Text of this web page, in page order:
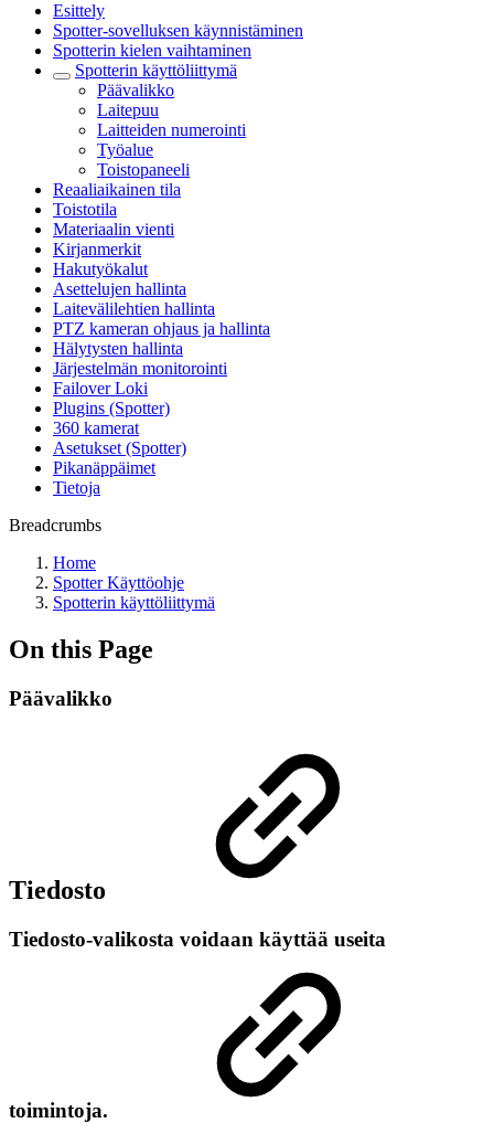
Esittely
Spotter-sovelluksen käynnistäminen
Spotterin kielen vaihtaminen
Spotterin käyttöliittymä
Päävalikko
Laitepuu
Laitteiden numerointi
Työalue
Toistopaneeli
Reaaliaikainen tila
Toistotila
Materiaalin vienti
Kirjanmerkit
Hakutyökalut
Asettelujen hallinta
Laitevälilehtien hallinta
PTZ kameran ohjaus ja hallinta
Hälytysten hallinta
Järjestelmän monitorointi
Failover Loki
Plugins (Spotter)
360 kamerat
Asetukset (Spotter)
Pikanäppäimet
Tietoja
Breadcrumbs
Home
Spotter Käyttöohje
Spotterin käyttöliittymä
On this Page
Päävalikko
Tiedosto
Tiedosto-valikosta voidaan käyttää useita
toimintoja.